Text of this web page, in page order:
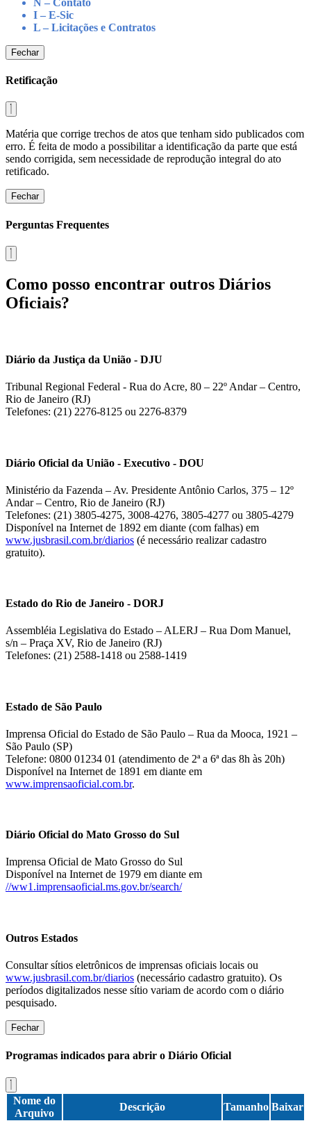
N – Contato
I – E-Sic
L – Licitações e Contratos
Fechar
Retificação
Matéria que corrige trechos de atos que tenham sido publicados com
erro. É feita de modo a possibilitar a identificação da parte que está
sendo corrigida, sem necessidade de reprodução integral do ato
retificado.
Fechar
Perguntas Frequentes
Como posso encontrar outros Diários
Oficiais?
Diário da Justiça da União - DJU
Tribunal Regional Federal - Rua do Acre, 80 – 22º Andar – Centro,
Rio de Janeiro (RJ)
Telefones: (21) 2276-8125 ou 2276-8379
Diário Oficial da União - Executivo - DOU
Ministério da Fazenda – Av. Presidente Antônio Carlos, 375 – 12º
Andar – Centro, Rio de Janeiro (RJ)
Telefones: (21) 3805-4275, 3008-4276, 3805-4277 ou 3805-4279
Disponível na Internet de 1892 em diante (com falhas) em
www.jusbrasil.com.br/diarios (é necessário realizar cadastro
gratuito).
Estado do Rio de Janeiro - DORJ
Assembléia Legislativa do Estado – ALERJ – Rua Dom Manuel,
s/n – Praça XV, Rio de Janeiro (RJ)
Telefones: (21) 2588-1418 ou 2588-1419
Estado de São Paulo
Imprensa Oficial do Estado de São Paulo – Rua da Mooca, 1921 –
São Paulo (SP)
Telefone: 0800 01234 01 (atendimento de 2ª a 6ª das 8h às 20h)
Disponível na Internet de 1891 em diante em
www.imprensaoficial.com.br.
Diário Oficial do Mato Grosso do Sul
Imprensa Oficial de Mato Grosso do Sul
Disponível na Internet de 1979 em diante em
//ww1.imprensaoficial.ms.gov.br/search/
Outros Estados
Consultar sítios eletrônicos de imprensas oficiais locais ou
www.jusbrasil.com.br/diarios (necessário cadastro gratuito). Os
períodos digitalizados nesse sítio variam de acordo com o diário
pesquisado.
Fechar
Programas indicados para abrir o Diário Oficial
Nome do
Arquivo
Descrição Tamanho Baixar